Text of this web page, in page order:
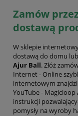
Zamów
dostawą
W sklepie
dostawą do domu
Ajur Ball. Złóż
Internet - Online
internetowym
YouTube -
instrukcji
pomysły na wyroby